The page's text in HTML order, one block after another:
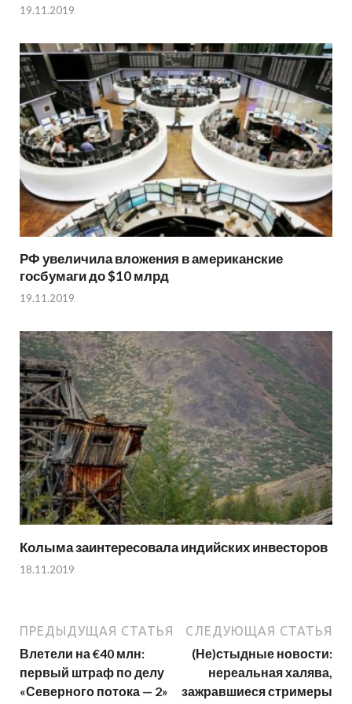
19.11.2019
РФ увеличила вложения в американские
госбумаги до $10 млрд
19.11.2019
Колыма заинтересовала индийских инвесторов
18.11.2019
ПРЕДЫДУЩАЯ СТАТЬЯ
Влетели на €40 млн:
первый штраф по делу
«Северного потока — 2»
СЛЕДУЮЩАЯ СТАТЬЯ
(Не)стыдные новости:
нереальная халява,
зажравшиеся стримеры